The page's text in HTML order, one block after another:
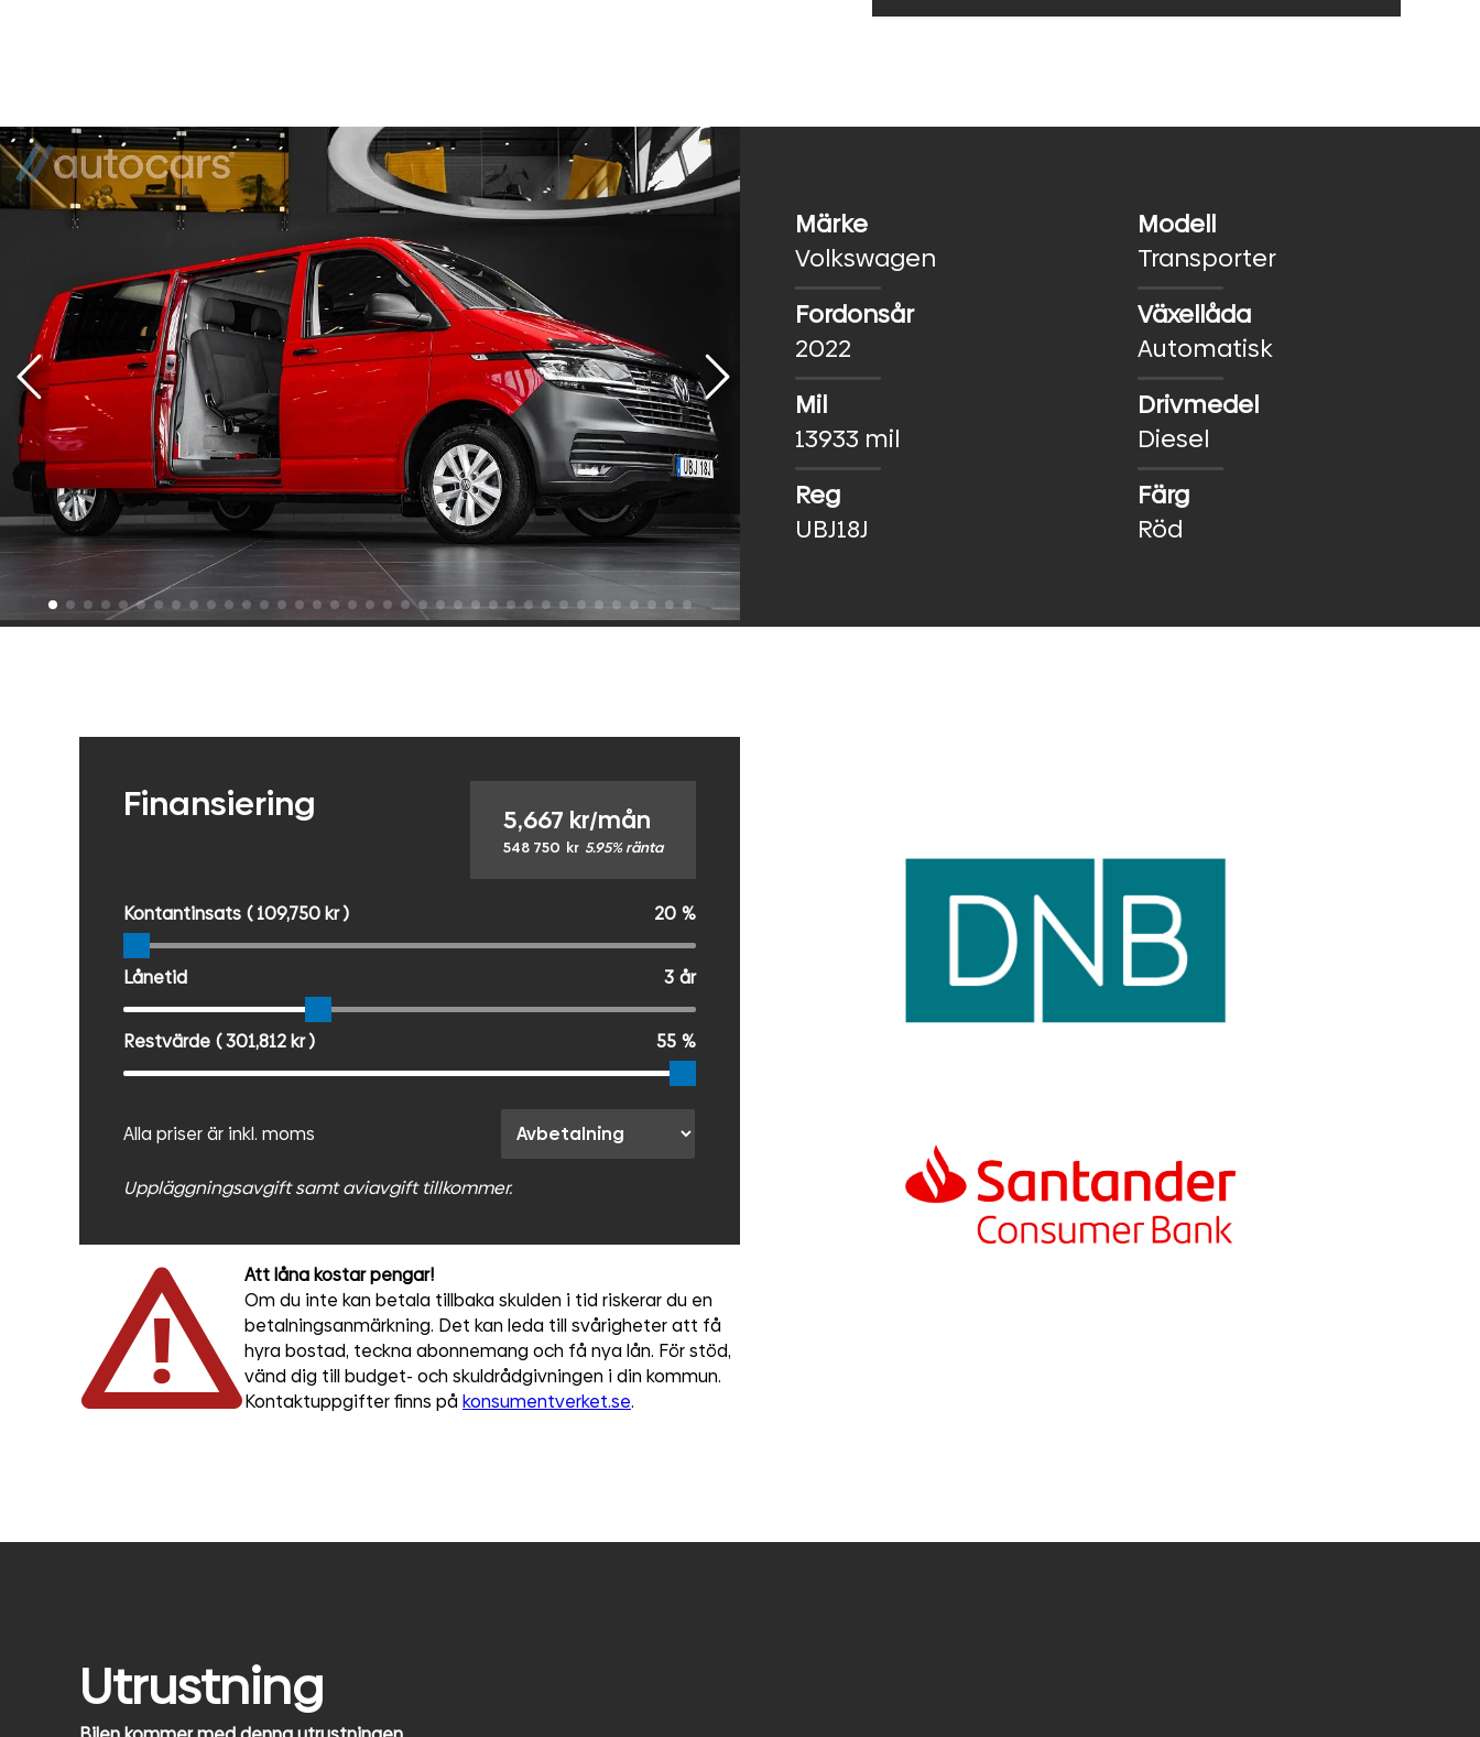
Märke
Volkswagen
Modell
Transporter
Fordonsår
2022
Växellåda
Automatisk
Mil
13933 mil
Drivmedel
Diesel
Reg
UBJ18J
Färg
Röd
Finansiering 5,667 kr/mån
548 750 kr 5.95% ränta
Kontantinsats ( 109,750 kr ) 20 %
Lånetid 3 år
Restvärde ( 301,812 kr ) 55 %
Alla priser är inkl. moms
Uppläggningsavgift samt aviavgift tillkommer.
Att låna kostar pengar!
Om du inte kan betala tillbaka skulden i tid riskerar du en
betalningsanmärkning. Det kan leda till svårigheter att få
hyra bostad, teckna abonnemang och få nya lån. För stöd,
vänd dig till budget- och skuldrådgivningen i din kommun.
Kontaktuppgifter finns på konsumentverket.se.
Utrustning